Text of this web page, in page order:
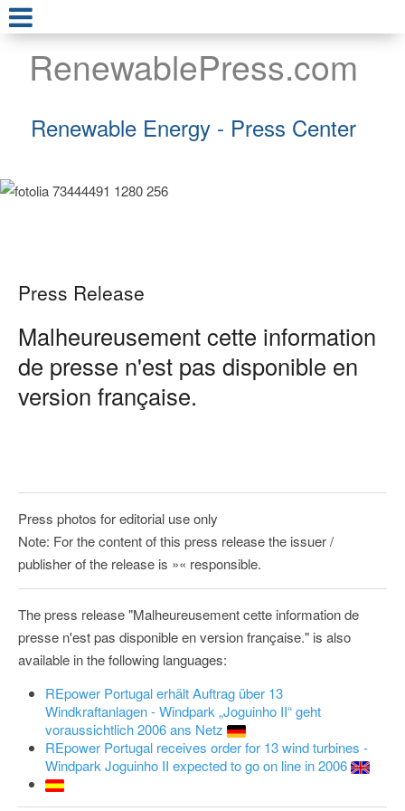
RenewablePress.com
Renewable Energy - Press Center
Press Release
Malheureusement cette information
de presse n'est pas disponible en
version française.
Press photos for editorial use only
Note: For the content of this press release the issuer /
publisher of the release is »« responsible.
The press release "Malheureusement cette information de
presse n'est pas disponible en version française." is also
available in the following languages:
REpower Portugal erhält Auftrag über 13
Windkraftanlagen - Windpark „Joguinho II“ geht
voraussichtlich 2006 ans Netz
REpower Portugal receives order for 13 wind turbines -
Windpark Joguinho II expected to go on line in 2006